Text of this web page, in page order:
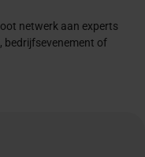
netwerk aan experts
bedrijfsevenement of